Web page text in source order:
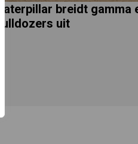
Caterpillar breidt
bulldozers uit